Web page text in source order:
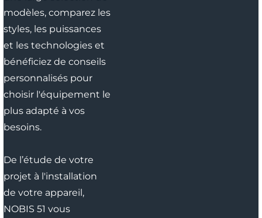
modèles, comparez les
styles, les puissances
et les technologies et
bénéficiez de conseils
personnalisés pour
choisir l'équipement le
plus adapté à vos
besoins.
De l’étude de votre
projet à l'installation
de votre appareil,
NOBIS 51 vous